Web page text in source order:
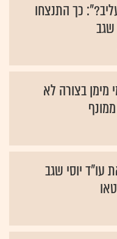
כך התנצחו
שגב
מימן בצורה לא
עו"ד יוסי שגב